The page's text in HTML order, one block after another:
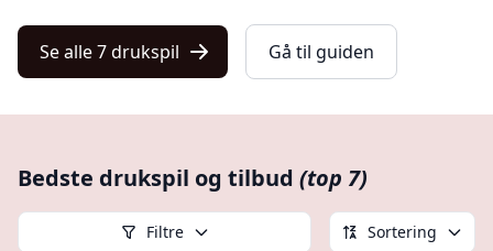
Se alle 7 drukspil Gå til guiden
Bedste drukspil og tilbud (top 7)
Filtre Sortering